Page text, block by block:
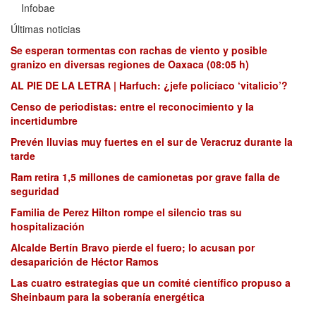
Infobae
Últimas noticias
Se esperan tormentas con rachas de viento y posible
granizo en diversas regiones de Oaxaca (08:05 h)
AL PIE DE LA LETRA | Harfuch: ¿jefe policíaco ‘vitalicio’?
Censo de periodistas: entre el reconocimiento y la
incertidumbre
Prevén lluvias muy fuertes en el sur de Veracruz durante la
tarde
Ram retira 1,5 millones de camionetas por grave falla de
seguridad
Familia de Perez Hilton rompe el silencio tras su
hospitalización
Alcalde Bertín Bravo pierde el fuero; lo acusan por
desaparición de Héctor Ramos
Las cuatro estrategias que un comité científico propuso a
Sheinbaum para la soberanía energética